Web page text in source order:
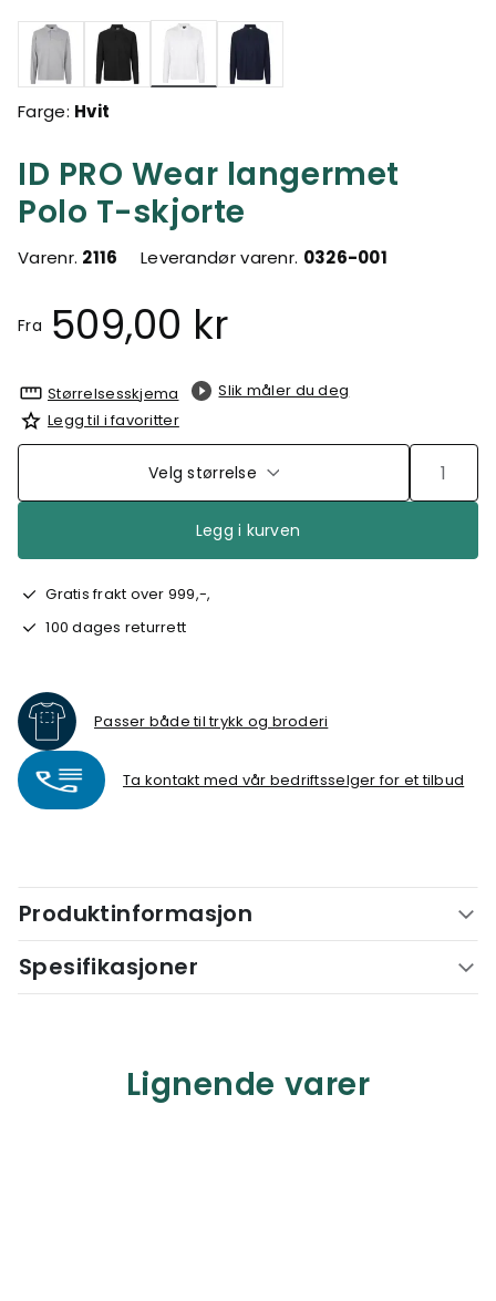
ID PRO Wear langermet
Polo T-skjorte
Varenr. 2116 Leverandør varenr. 0326-001
Fra 509,00 kr
valgte
Farge: Hvit
Størrelsesskjema
Slik måler du deg
Legg til i favoritter
Velg størrelse
Legg i kurven
Gratis frakt over 999,-,
100 dages returrett
Passer både til trykk og broderi
Ta kontakt med vår bedriftsselger for et tilbud
Produktinformasjon
Spesifikasjoner
Lignende varer